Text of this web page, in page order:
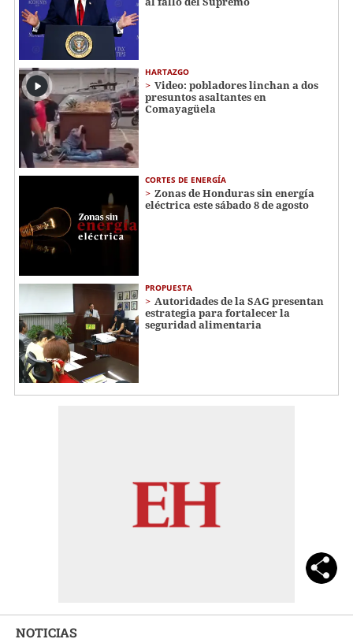
HARTAZGO
Video: pobladores linchan a dos
presuntos asaltantes en
Comayagüela
CORTES DE ENERGÍA
Zonas de Honduras sin energía
eléctrica este sábado 8 de agosto
PROPUESTA
Autoridades de la SAG presentan
estrategia para fortalecer la
seguridad alimentaria
NOTICIAS